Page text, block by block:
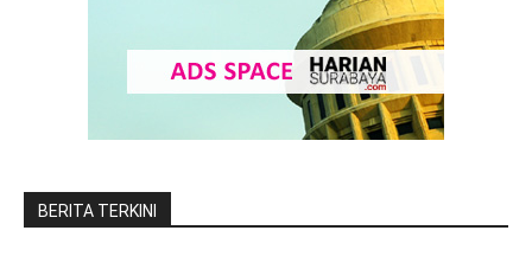
BERITA TERKINI